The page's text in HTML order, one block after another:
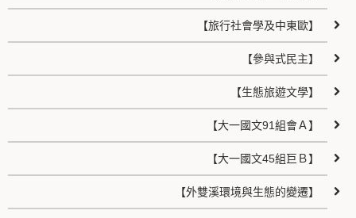
【旅行社會學及中東歐】
【參與式民主】
【生態旅遊文學】
【大一國文91組會Ａ】
【大一國文45組巨Ｂ】
【外雙溪環境與生態的變遷】